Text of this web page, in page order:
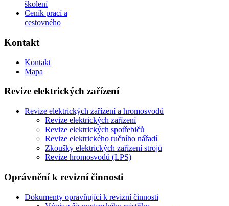
školení
Ceník prací a
cestovného
Kontakt
Kontakt
Mapa
Revize elektrických zařízení
Revize elektrických zařízení a hromosvodů
Revize elektrických zařízení
Revize elektrických spotřebičů
Revize elektrického ručního nářadí
Zkoušky elektrických zařízení strojů
Revize hromosvodů (LPS)
Oprávnění k revizní činnosti
Dokumenty opravňující k revizní činnosti